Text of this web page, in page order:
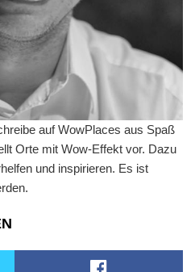
auf WowPlaces aus Spaß
Orte mit Wow-Effekt vor. Dazu
und inspirieren. Es ist